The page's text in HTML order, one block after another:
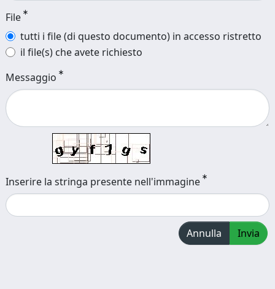
File
tutti i file (di questo documento) in accesso ristretto
il file(s) che avete richiesto
Messaggio
Inserire la stringa presente nell'immagine
Annulla Invia